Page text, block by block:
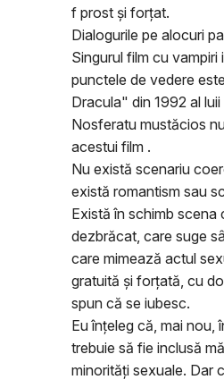
f prost și forțat.
Dialogurile pe alocuri
Singurul film cu
punctele de vedere
Dracula" din 1992 al
Nosferatu mustăcios
acestui film .
Nu există scenariu
există romantism sau
Există în schimb scena
dezbrăcat, care suge
care mimează actul
gratuită și forțată, cu
spun că se iubesc.
Eu înțeleg că, mai nou,
trebuie să fie inclusă
minorități sexuale. Dar